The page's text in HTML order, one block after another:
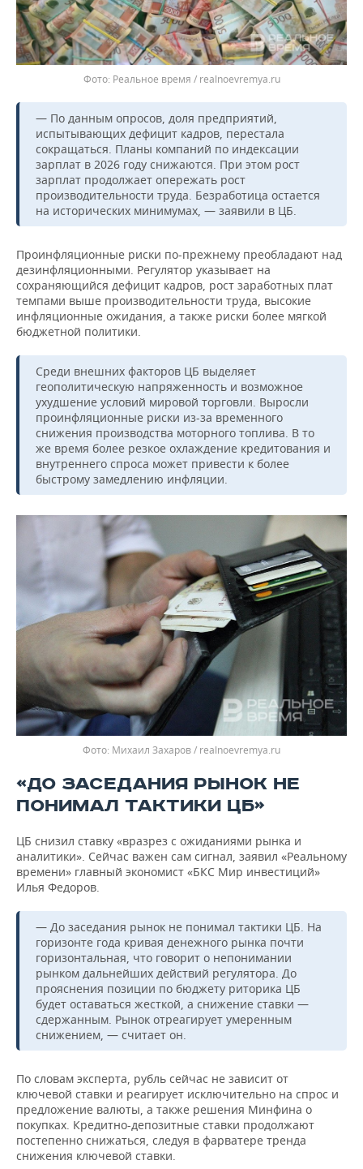
Реальное время / realnoevremya.ru
— По данным опросов, доля предприятий,
испытывающих дефицит кадров, перестала
сокращаться. Планы компаний по индексации
зарплат в 2026 году снижаются. При этом рост
зарплат продолжает опережать рост
производительности труда. Безработица остается
на исторических минимумах, — заявили в ЦБ.
Проинфляционные риски по-прежнему преобладают над
дезинфляционными. Регулятор указывает на
сохраняющийся дефицит кадров, рост заработных плат
темпами выше производительности труда, высокие
инфляционные ожидания, а также риски более мягкой
бюджетной политики.
Среди внешних факторов ЦБ выделяет
геополитическую напряженность и возможное
ухудшение условий мировой торговли. Выросли
проинфляционные риски из-за временного
снижения производства моторного топлива. В то
же время более резкое охлаждение кредитования и
внутреннего спроса может привести к более
быстрому замедлению инфляции.
Михаил Захаров / realnoevremya.ru
«ДО ЗАСЕДАНИЯ РЫНОК НЕ
ПОНИМАЛ ТАКТИКИ ЦБ»
ЦБ снизил ставку «вразрез с ожиданиями рынка и
аналитики». Сейчас важен сам сигнал, заявил «Реальному
времени» главный экономист «БКС Мир инвестиций»
Илья Федоров.
— До заседания рынок не понимал тактики ЦБ. На
горизонте года кривая денежного рынка почти
горизонтальная, что говорит о непонимании
рынком дальнейших действий регулятора. До
прояснения позиции по бюджету риторика ЦБ
будет оставаться жесткой, а снижение ставки —
сдержанным. Рынок отреагирует умеренным
снижением, — считает он.
По словам эксперта, рубль сейчас не зависит от
ключевой ставки и реагирует исключительно на спрос и
предложение валюты, а также решения Минфина о
покупках. Кредитно-депозитные ставки продолжают
постепенно снижаться, следуя в фарватере тренда
снижения ключевой ставки.